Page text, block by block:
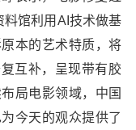
料馆利用AI技术做基
本的艺术特质，将
互补，呈现带有胶
局电影领域，中国
今天的观众提供了